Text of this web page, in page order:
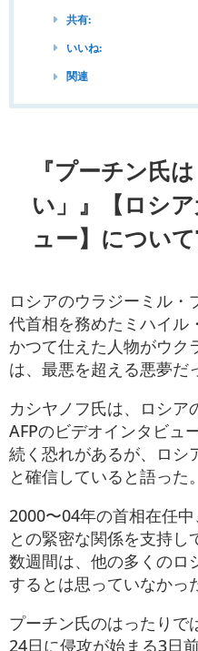
共有:
いいね:
関連
『プーチン氏
い」』【ロシ
ュー】につい
ロシアのウラジーミル・
代首相を務めたミハイル
かつて仕えた人物がウク
は、最悪を超える悪夢だ
カシヤノフ氏は、ロシア
AFPのビデオインタビュ
続く恐れがあるが、ロシ
と確信していると語った。
2000〜04年の首相在任
との緊密な関係を支持
数週間は、他の多くのロ
するとは思っていなかっ
プーチン氏のはったりで
24日に侵攻が始まる3日